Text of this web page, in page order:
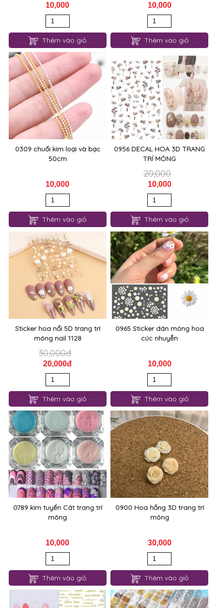
10,000
Thêm vào giỏ
10,000
Thêm vào giỏ
0309 chuối kim loại và bạc
50cm
10,000
Thêm vào giỏ
0956 DECAL HOA 3D TRANG
TRÍ MÓNG
20,000
10,000
Thêm vào giỏ
Sticker hoa nổi 5D trang trí
móng nail 1128
30,000đ
20,000đ
Thêm vào giỏ
0965 Sticker dán móng hoa
cúc nhuyễn
10,000
Thêm vào giỏ
0789 kim tuyến Cát trang trí
móng
10,000
Thêm vào giỏ
0900 Hoa hồng 3D trang trí
móng
30,000
Thêm vào giỏ